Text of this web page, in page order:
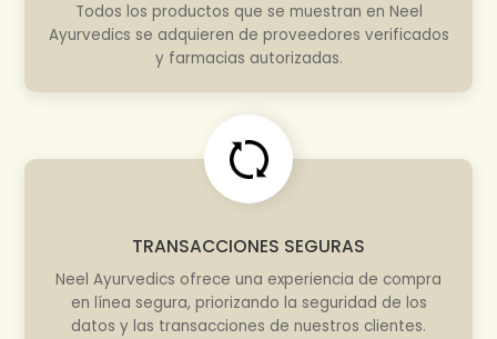
Todos los productos que se muestran en Neel
Ayurvedics se adquieren de proveedores verificados
y farmacias autorizadas.
TRANSACCIONES SEGURAS
Neel Ayurvedics ofrece una experiencia de compra
en línea segura, priorizando la seguridad de los
datos y las transacciones de nuestros clientes.